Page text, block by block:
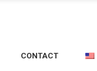
CONTACT